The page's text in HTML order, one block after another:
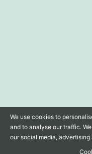
We use cookies to
and to analyse our traffic.
our social media,